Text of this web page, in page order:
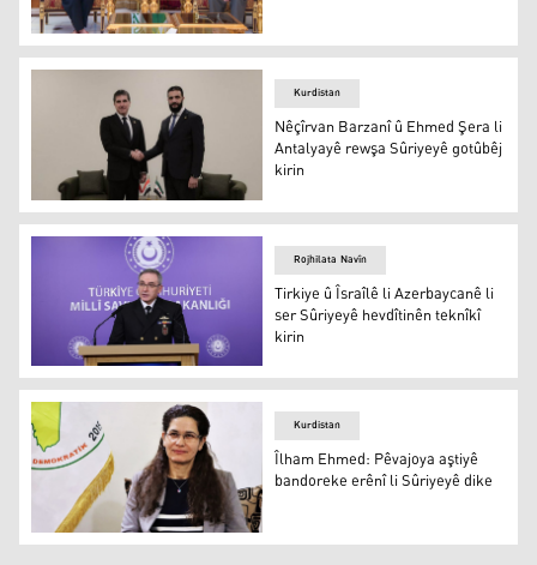
Serok Barzanî û şandeke Amerîkî rewşa navçeyê
Nêçîrvan Barzanî û Ehmed Şera li Antalyayê rewşa
Kurdistan
Nêçîrvan Barzanî û Ehmed Şera li
Antalyayê rewşa Sûriyeyê gotûbêj
kirin
Tirkiye û Îsraîlê li Azerbaycanê li ser Sûriyeyê
Rojhilata Navîn
Tirkiye û Îsraîlê li Azerbaycanê li
ser Sûriyeyê hevdîtinên teknîkî
kirin
Îlham Ehmed: Pêvajoya aştiyê bandoreke erênî li
Kurdistan
Îlham Ehmed: Pêvajoya aştiyê
bandoreke erênî li Sûriyeyê dike